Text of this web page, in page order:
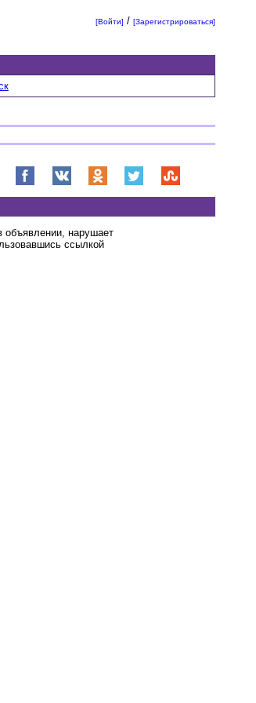
[Войти] /[Зарегистрироваться]
объявлении, нарушает
ссылкой